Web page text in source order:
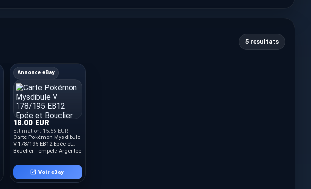
5 resultats
Annonce eBay
18.00 EUR
Estimation: 15.55 EUR
Carte Pokémon Mysdibule
V 178/195 EB12 Epée et
Bouclier Tempête Argentée
Voir eBay